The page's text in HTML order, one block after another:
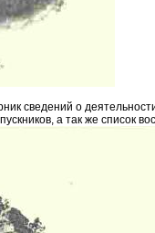
сведений о
а так же список